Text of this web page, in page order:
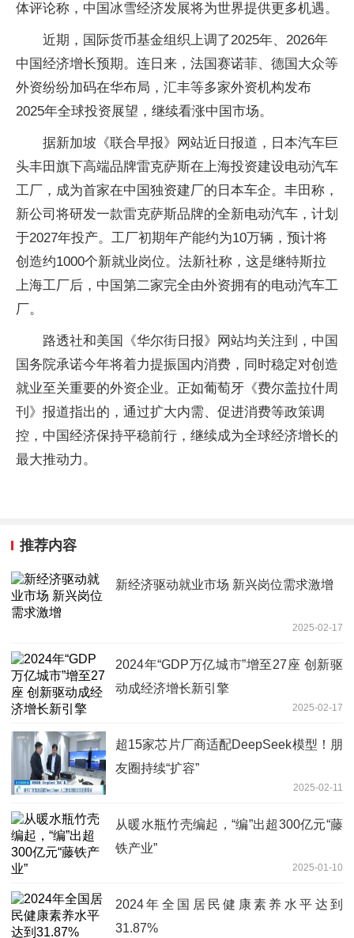
体评论称，中国冰雪经济发展将为世界提供更多机遇。
近期，国际货币基金组织上调了2025年、2026年
中国经济增长预期。连日来，法国赛诺菲、德国大众等
外资纷纷加码在华布局，汇丰等多家外资机构发布
2025年全球投资展望，继续看涨中国市场。
据新加坡《联合早报》网站近日报道，日本汽车巨
头丰田旗下高端品牌雷克萨斯在上海投资建设电动汽车
工厂，成为首家在中国独资建厂的日本车企。丰田称，
新公司将研发一款雷克萨斯品牌的全新电动汽车，计划
于2027年投产。工厂初期年产能约为10万辆，预计将
创造约1000个新就业岗位。法新社称，这是继特斯拉
上海工厂后，中国第二家完全由外资拥有的电动汽车工
厂。
路透社和美国《华尔街日报》网站均关注到，中国
国务院承诺今年将着力提振国内消费，同时稳定对创造
就业至关重要的外资企业。正如葡萄牙《费尔盖拉什周
刊》报道指出的，通过扩大内需、促进消费等政策调
控，中国经济保持平稳前行，继续成为全球经济增长的
最大推动力。
推荐内容
新经济驱动就业市场 新兴岗位需求激增
2025-02-17
2024年“GDP万亿城市”增至27座 创新驱
动成经济增长新引擎
2025-02-17
超15家芯片厂商适配DeepSeek模型！朋
友圈持续“扩容”
2025-02-11
从暖水瓶竹壳编起，“编”出超300亿元“藤
铁产业”
2025-01-10
2024年全国居民健康素养水平达到
31.87%